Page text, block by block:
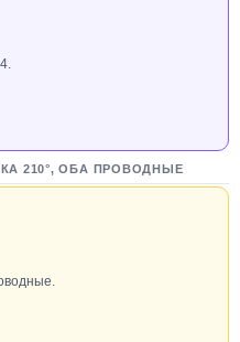
210°, ОБА ПРОВОДНЫЕ